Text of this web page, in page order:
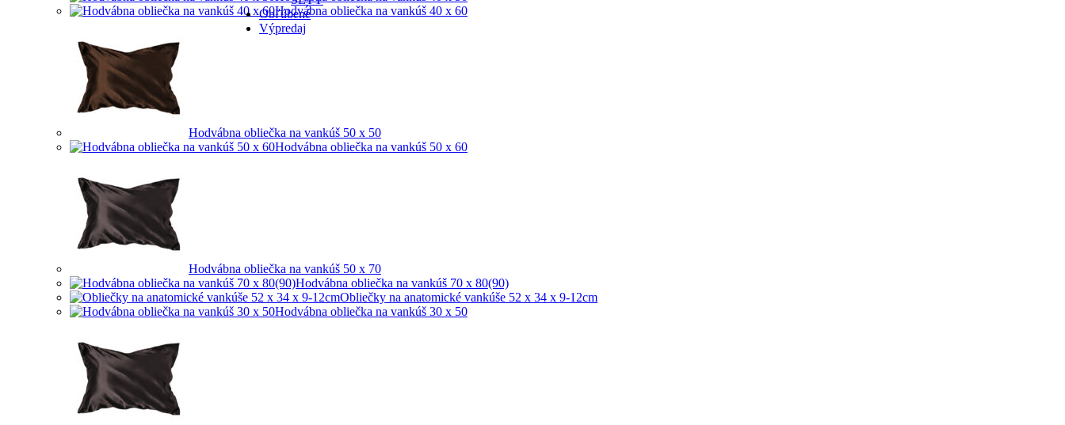
Obľúbené
Výpredaj
Hodvábna obliečka na vankúš 40 x 60
Hodvábna obliečka na vankúš 50 x 50
Hodvábna obliečka na vankúš 50 x 60
Hodvábna obliečka na vankúš 50 x 70
Hodvábna obliečka na vankúš 70 x 80(90)
Obliečky na anatomické vankúše 52 x 34 x 9-12cm
Hodvábna obliečka na vankúš 30 x 50